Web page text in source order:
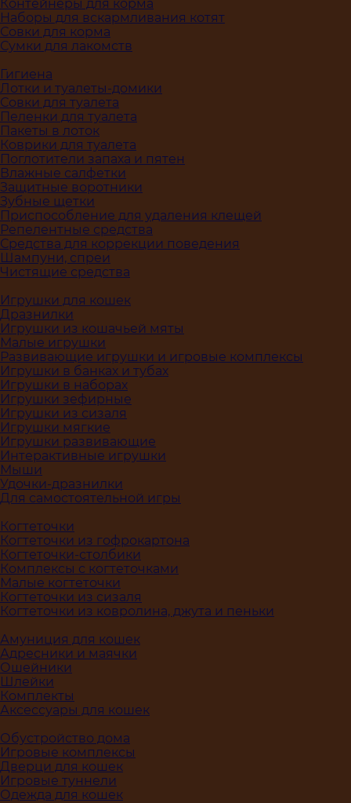
Контейнеры для корма
Наборы для вскармливания котят
Совки для корма
Сумки для лакомств
Гигиена
Лотки и туалеты-домики
Совки для туалета
Пеленки для туалета
Пакеты в лоток
Коврики для туалета
Поглотители запаха и пятен
Влажные салфетки
Защитные воротники
Зубные щетки
Приспособление для удаления клещей
Репелентные средства
Средства для коррекции поведения
Шампуни, спреи
Чистящие средства
Игрушки для кошек
Дразнилки
Игрушки из кошачьей мяты
Малые игрушки
Развивающие игрушки и игровые комплексы
Игрушки в банках и тубах
Игрушки в наборах
Игрушки зефирные
Игрушки из сизаля
Игрушки мягкие
Игрушки развивающие
Интерактивные игрушки
Мыши
Удочки-дразнилки
Для самостоятельной игры
Когтеточки
Когтеточки из гофрокартона
Когтеточки-столбики
Комплексы с когтеточками
Малые когтеточки
Когтеточки из сизаля
Когтеточки из ковролина, джута и пеньки
Амуниция для кошек
Адресники и маячки
Ошейники
Шлейки
Комплекты
Аксессуары для кошек
Обустройство дома
Игровые комплексы
Дверци для кошек
Игровые туннели
Одежда для кошек